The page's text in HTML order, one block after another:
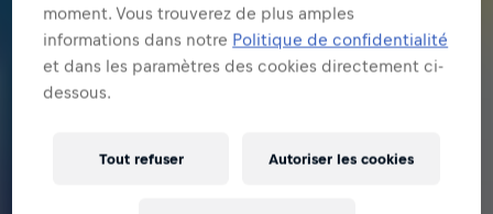
moment. Vous trouverez de plus amples
informations dans notre Politique de confidentialité
et dans les paramètres des cookies directement ci-
dessous.
Tout refuser Autoriser les cookies